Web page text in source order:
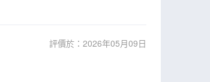
評價於：2026年05月09日